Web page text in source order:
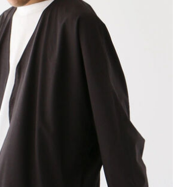
前往確認交易或遇審核未通過，訂單將自動取
過狀況，表示未達大哥付你分期系統評分，恕無
，「大哥付你分期」於每月結算日後寄送繳費提
，可選擇「超商條碼／台灣大直營門市／銀行轉
」等通路繳費。
股份有限公司」（以下簡稱本公司）所提供，讓
務購買商品或服務，並由商店將買賣／分期付款
，依約使用本公司帳單繳交帳款。
付你分期」之契約關係目的，商店將以您的個人
址）提供予台灣大哥大進項蒐集、處理及利用，
帳單所需資料之確認、核對及更正。
閱以下連結：
https://oppay.tw/userRule
不需綁卡、不需儲值。
簡訊認證，即可結帳。
務後，再付款。
帳流程】
先享後付」後，將跳轉至「AFTEE先享後付」
確認金額後，即可完成結帳。
收到繳費通知簡訊。
天內，點擊此簡訊中的連結，可透過四大超商／
式進行付款，方視為交易完成。
下不需立刻繳費，但若您需要取消訂單，請聯絡
同意取消之訂單仍視為有效，需透過AFTEE先享
先享後付 」之結帳頁面顯示為準，若有關於
消欲退款等相關疑問，請聯繫「AFTEE先享後付
support/home
含以上)免運費
含以上)免運費
含以上)免運費
含以上)免運費